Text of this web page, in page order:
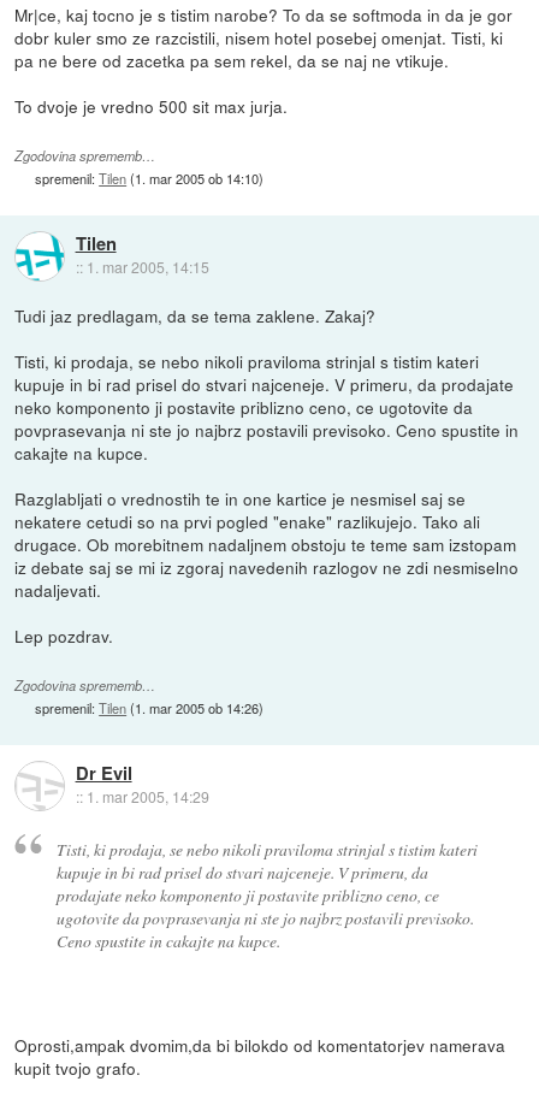
Mr|ce, kaj tocno je s tistim narobe? To da se softmoda in da je gor
dobr kuler smo ze razcistili, nisem hotel posebej omenjat. Tisti, ki
pa ne bere od zacetka pa sem rekel, da se naj ne vtikuje.
To dvoje je vredno 500 sit max jurja.
Zgodovina sprememb…
spremenil:Tilen(1. mar 2005 ob 14:10)
Tilen
:: 1. mar 2005, 14:15
Tudi jaz predlagam, da se tema zaklene. Zakaj?
Tisti, ki prodaja, se nebo nikoli praviloma strinjal s tistim kateri
kupuje in bi rad prisel do stvari najceneje. V primeru, da prodajate
neko komponento ji postavite priblizno ceno, ce ugotovite da
povprasevanja ni ste jo najbrz postavili previsoko. Ceno spustite in
cakajte na kupce.
Razglabljati o vrednostih te in one kartice je nesmisel saj se
nekatere cetudi so na prvi pogled "enake" razlikujejo. Tako ali
drugace. Ob morebitnem nadaljnem obstoju te teme sam izstopam
iz debate saj se mi iz zgoraj navedenih razlogov ne zdi nesmiselno
nadaljevati.
Lep pozdrav.
Zgodovina sprememb…
spremenil:Tilen(1. mar 2005 ob 14:26)
Dr Evil
:: 1. mar 2005, 14:29
Tisti, ki prodaja, se nebo nikoli praviloma strinjal s tistim kateri
kupuje in bi rad prisel do stvari najceneje. V primeru, da
prodajate neko komponento ji postavite priblizno ceno, ce
ugotovite da povprasevanja ni ste jo najbrz postavili previsoko.
Ceno spustite in cakajte na kupce.
Oprosti,ampak dvomim,da bi bilokdo od komentatorjev namerava
kupit tvojo grafo.